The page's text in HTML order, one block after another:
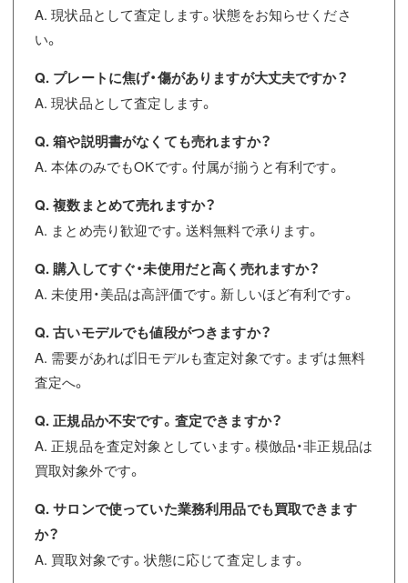
A. 現状品として査定します。状態をお知らせくださ
い。
Q. プレートに焦げ・傷がありますが大丈夫ですか？
A. 現状品として査定します。
Q. 箱や説明書がなくても売れますか？
A. 本体のみでもOKです。付属が揃うと有利です。
Q. 複数まとめて売れますか？
A. まとめ売り歓迎です。送料無料で承ります。
Q. 購入してすぐ・未使用だと高く売れますか？
A. 未使用・美品は高評価です。新しいほど有利です。
Q. 古いモデルでも値段がつきますか？
A. 需要があれば旧モデルも査定対象です。まずは無料
査定へ。
Q. 正規品か不安です。査定できますか？
A. 正規品を査定対象としています。模倣品・非正規品は
買取対象外です。
Q. サロンで使っていた業務利用品でも買取できます
か？
A. 買取対象です。状態に応じて査定します。